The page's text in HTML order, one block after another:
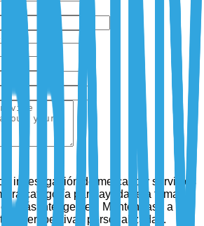
investigación de mercado y servicios
categoría para ayudarle a tomar
más inteligentes. Manténgase a la
perspectivas personalizadas.